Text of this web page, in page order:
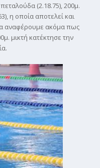
(2.18.75), 200μ.
η οποία αποτελεί και
αναφέρουμε ακόμα πως
μικτή κατέκτησε την